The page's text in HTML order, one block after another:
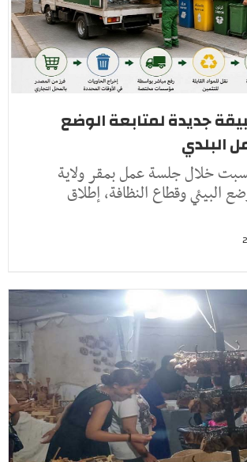
جديدة لمتابعة الوضع
البلدي
خلال جلسة عمل بمقر ولاية
البيئي وقطاع النظافة، إطلاق